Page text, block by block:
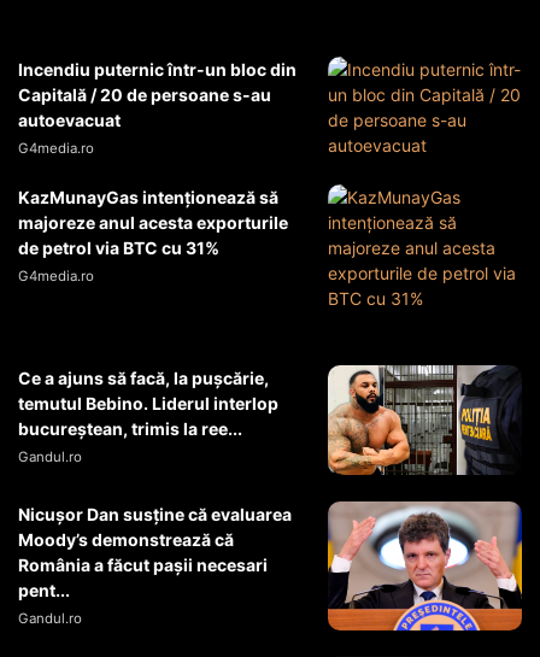
Incendiu puternic într-un bloc din
Capitală / 20 de persoane s-au
autoevacuat
G4media.ro
KazMunayGas intenţionează să
majoreze anul acesta exporturile
de petrol via BTC cu 31%
G4media.ro
Ce a ajuns să facă, la pușcărie,
temutul Bebino. Liderul interlop
bucureștean, trimis la ree...
Gandul.ro
Nicușor Dan susține că evaluarea
Moody’s demonstrează că
România a făcut pașii necesari
pent...
Gandul.ro